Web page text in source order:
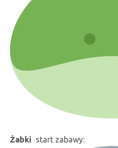
Żabki start zabawy: